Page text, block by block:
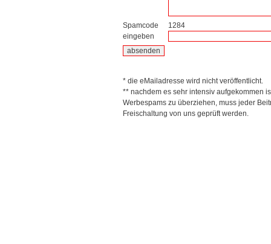
Spamcode
eingeben
1284
* die eMailadresse wird nicht veröffentlicht.
** nachdem es sehr intensiv aufgekommen
Werbespams zu überziehen, muss jeder
Freischaltung von uns geprüft werden.